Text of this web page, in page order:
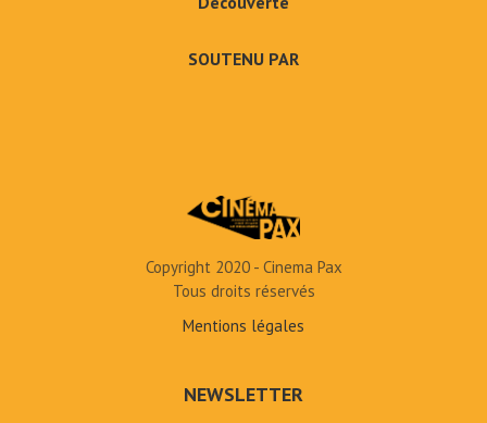
SOUTENU PAR
Copyright 2020 - Cinema Pax
Tous droits réservés
Mentions légales
NEWSLETTER